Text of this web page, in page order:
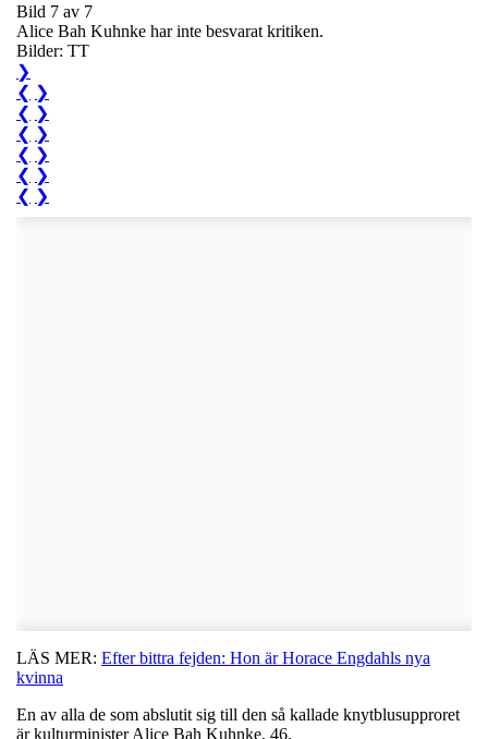
Bild 7 av 7
Alice Bah Kuhnke har inte besvarat kritiken.
Bilder: TT
❯
❮ ❯
❮ ❯
❮ ❯
❮ ❯
❮ ❯
❮ ❯
LÄS MER: Efter bittra fejden: Hon är Horace Engdahls nya
kvinna
En av alla de som abslutit sig till den så kallade knytblusupproret
är kulturminister Alice Bah Kuhnke, 46.